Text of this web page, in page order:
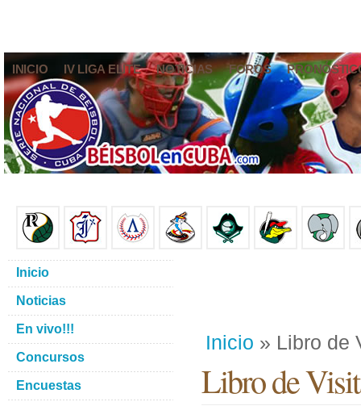
INICIO IV LIGA ELITE NOTICIAS FOROS
Inicio » Libro de
Libro de
Inicio
Noticias
En vivo!!!
Concursos
Encuestas